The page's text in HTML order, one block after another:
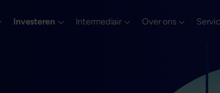
Investeren Intermediair Over ons